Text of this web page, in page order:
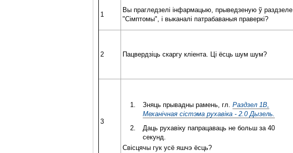
1
Вы прагледзелі інфармацыю, прыведзеную ў раздзеле
"Сімптомы", і выканалі патрабаваныя праверкі?
2 Пацвердзіць скаргу кліента. Ці ёсць шум шум?
3
Зняць прывадны рамень, гл. Раздзел 1B,
Механічная сістэма рухавіка - 2.0 Дызель.
Даць рухавіку папрацаваць не больш за 40
секунд.
Свісцячы гук усё яшчэ ёсць?